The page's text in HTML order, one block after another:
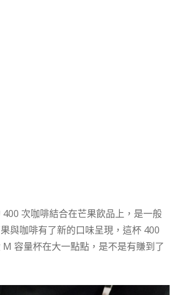
次咖啡結合在芒果飲品上，是一般
與咖啡有了新的口味呈現，這杯 400
容量杯在大一點點，是不是有賺到了